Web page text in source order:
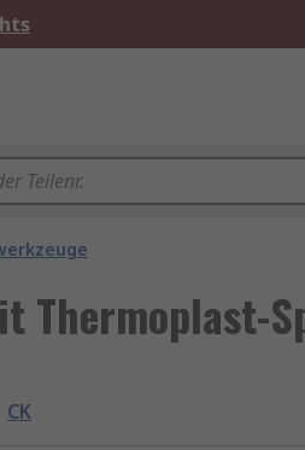
Thermoplast-
CK